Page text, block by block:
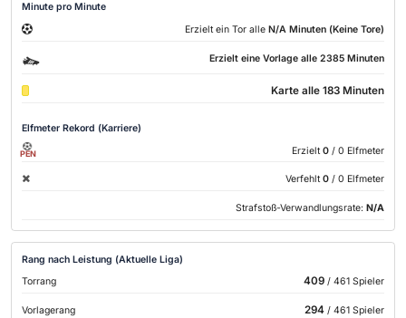
Minute pro Minute
Erzielt ein Tor alle N/A Minuten (Keine Tore)
Erzielt eine Vorlage alle 2385 Minuten
Karte alle 183 Minuten
Elfmeter Rekord (Karriere)
PEN Erzielt 0 / 0 Elfmeter
Verfehlt 0 / 0 Elfmeter
Strafstoß-Verwandlungsrate: N/A
Rang nach Leistung (Aktuelle Liga)
Torrang
409/ 461 Spieler
Vorlagerang 294/ 461 Spieler